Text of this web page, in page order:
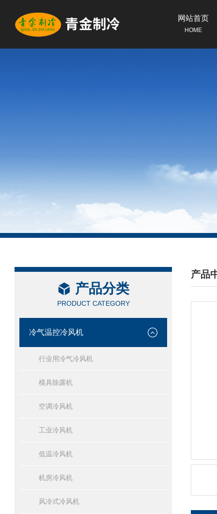
网站首页
HOME
产品分类
PRODUCT CATEGORY
冷气温控冷风机
行业用冷气冷风机
模具除露机
空调冷风机
工业冷风机
低温冷风机
机房冷风机
风冷式冷风机
产品
/